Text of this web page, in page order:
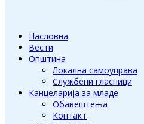
Насловна
Вести
Општина
Локална самоуправа
Службени гласници
Канцеларија за младе
Обавештења
Контакт